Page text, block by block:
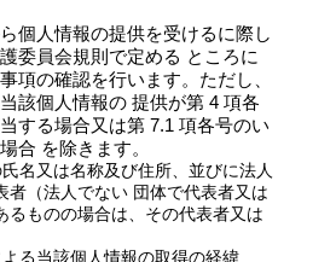
個人情報の提供を受けるに際し
委員会規則で定める ところに
項の確認を行います。ただし、
該個人情報の 提供が第 4 項各
する場合又は第 7.1 項各号のい
合 を除きます。
名又は名称及び住所、並びに法人
者（法人でない 団体で代表者又は
るものの場合は、その代表者又は
る当該個人情報の取得の経緯